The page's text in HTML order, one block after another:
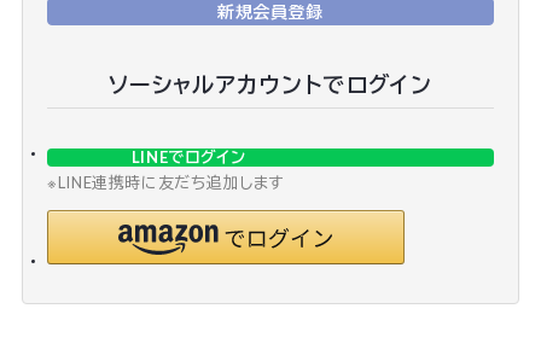
新規会員登録
ソーシャルアカウントでログイン
LINEでログイン
※LINE連携時に友だち追加します